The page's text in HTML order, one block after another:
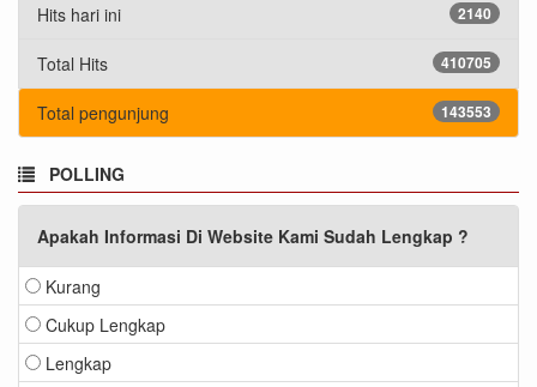
Hits hari ini 2140
Total Hits 410705
Total pengunjung 143553
POLLING
Apakah Informasi Di Website Kami Sudah Lengkap ?
Kurang
Cukup Lengkap
Lengkap